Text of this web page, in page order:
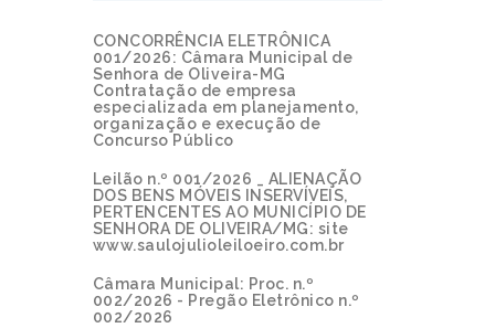
CONCORRÊNCIA ELETRÔNICA
001/2026: Câmara Municipal de
Senhora de Oliveira-MG
Contratação de empresa
especializada em planejamento,
organização e execução de
Concurso Público
Leilão n.º 001/2026 _ ALIENAÇÃO
DOS BENS MÓVEIS INSERVÍVEIS,
PERTENCENTES AO MUNICÍPIO DE
SENHORA DE OLIVEIRA/MG: site
www.saulojulioleiloeiro.com.br
Câmara Municipal: Proc. n.º
002/2026 - Pregão Eletrônico n.º
002/2026